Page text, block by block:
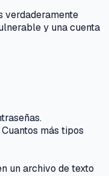
verdaderamente
y una cuenta
más tipos
un archivo de texto